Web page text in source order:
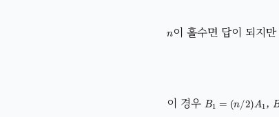
이 홀수면 답이 되지
이 경우 n ,